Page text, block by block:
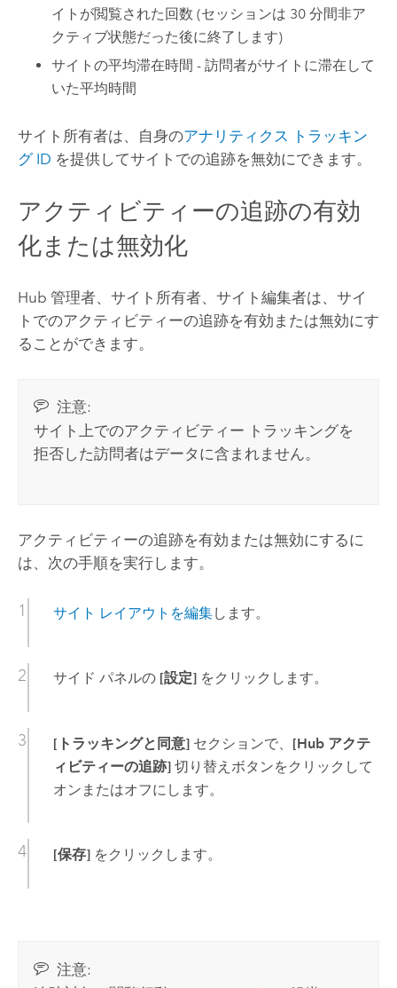
イトが閲覧された回数 (セッションは 30 分間非ア
クティブ状態だった後に終了します)
サイトの平均滞在時間 - 訪問者がサイトに滞在して
いた平均時間
サイト所有者は、自身のアナリティクス トラッキン
グ ID を提供してサイトでの追跡を無効にできます。
アクティビティーの追跡の有効
化または無効化
Hub 管理者、サイト所有者、サイト編集者は、サイ
トでのアクティビティーの追跡を有効または無効にす
ることができます。
注意:
サイト上でのアクティビティー トラッキングを
拒否した訪問者はデータに含まれません。
アクティビティーの追跡を有効または無効にするに
は、次の手順を実行します。
サイト レイアウトを編集します。
サイド パネルの [設定]をクリックします。
[トラッキングと同意]セクションで、 [Hub アクテ
ィビティーの追跡]切り替えボタンをクリックして
オンまたはオフにします。
[保存]をクリックします。
注意: